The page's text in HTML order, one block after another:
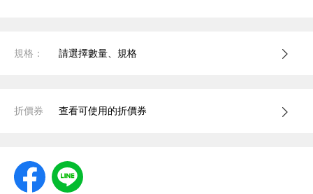
規格： 請選擇數量、規格
折價券 查看可使用的折價券